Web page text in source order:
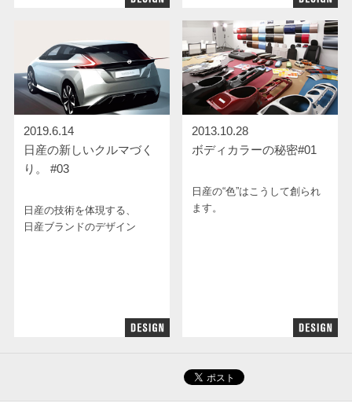
2019.6.14
日産の新しいクルマづく
り。 #03
日産の技術を体現する、
日産ブランドのデザイン
2013.10.28
ボディカラーの秘密#01
日産の“色”はこうして創られ
ます。